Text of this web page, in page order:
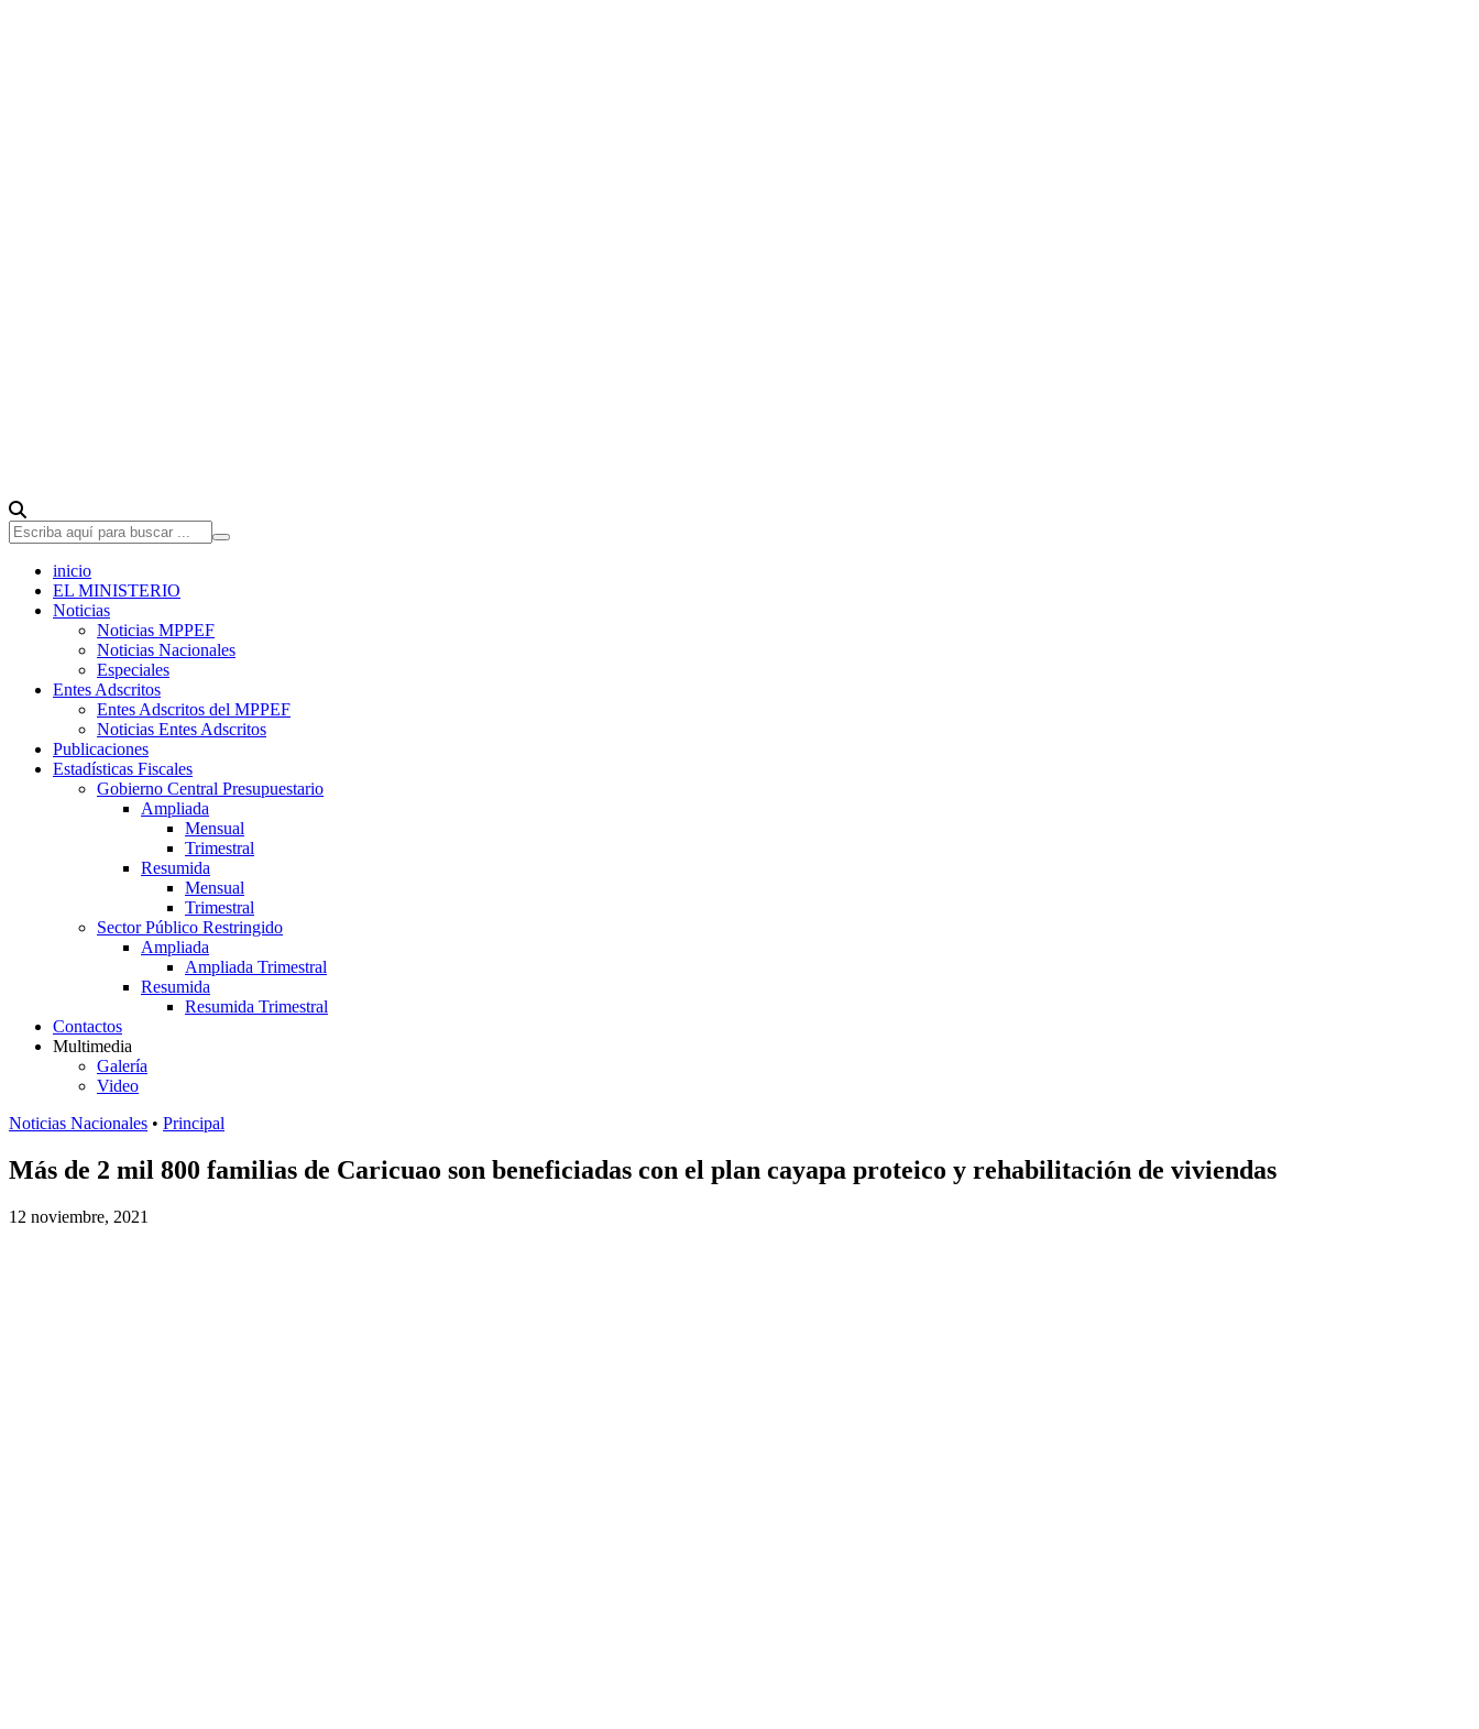
inicio
EL MINISTERIO
Noticias
Noticias MPPEF
Noticias Nacionales
Especiales
Entes Adscritos
Entes Adscritos del MPPEF
Noticias Entes Adscritos
Publicaciones
Estadísticas Fiscales
Gobierno Central Presupuestario
Ampliada
Mensual
Trimestral
Resumida
Mensual
Trimestral
Sector Público Restringido
Ampliada
Ampliada Trimestral
Resumida
Resumida Trimestral
Contactos
Multimedia
Galería
Video
Noticias Nacionales • Principal
Más de 2 mil 800 familias de Caricuao son beneficiadas con el plan cayapa proteico y rehabilitación de viviendas
12 noviembre, 2021